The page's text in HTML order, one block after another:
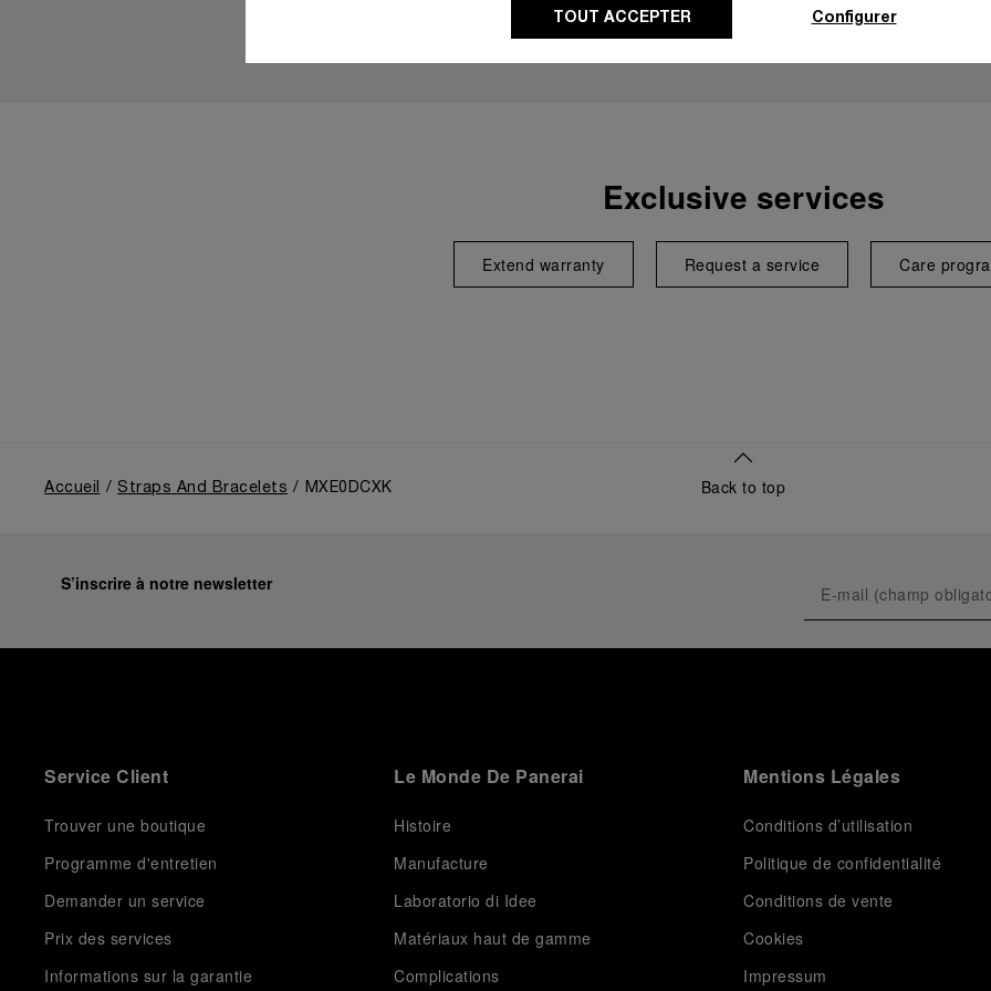
Exclusive services
Extend warranty Request a service Care
Accueil Straps And Bracelets MXE0DCXK Back to top
S’inscrire à notre newsletter
Service Client
Trouver une boutique
Programme d'entretien
Demander un service
Prix des services
Informations sur la garantie
Le Monde De Panerai
Histoire
Manufacture
Laboratorio di Idee
Matériaux haut de gamme
Complications
Mentions Légales
Conditions d’utilisation
Politique de confidentialité
Conditions de vente
Cookies
Impressum
TOUT ACCEPTER Configurer